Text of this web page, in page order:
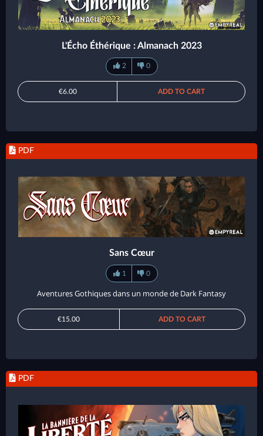
L'Écho Éthérique : Almanach 2023
2 0
€6.00 ADD TO CART
PDF
Sans Cœur
1 0
Aventures Gothiques dans un monde de Dark Fantasy
€15.00 ADD TO CART
PDF